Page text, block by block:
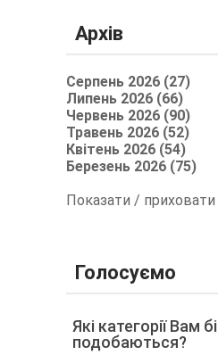
Архів
Серпень 2026 (27)
Липень 2026 (66)
Червень 2026 (90)
Травень 2026 (52)
Квітень 2026 (54)
Березень 2026 (75)
Показати / приховати
Голосуємо
Які категорії Вам
подобаються?